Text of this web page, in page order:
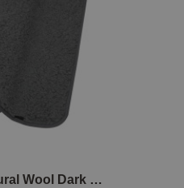
Yogamåtte Natural Wool Dark grey